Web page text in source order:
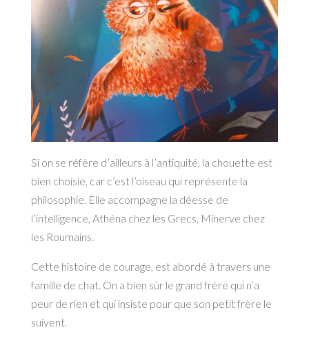
Si on se réfère d’ailleurs à l’antiquité, la chouette est
bien choisie, car c’est l’oiseau qui représente la
philosophie. Elle accompagne la déesse de
l’intelligence, Athéna chez les Grecs, Minerve chez
les Roumains.
Cette histoire de courage, est abordé à travers une
famille de chat. On a bien sûr le grand frère qui n’a
peur de rien et qui insiste pour que son petit frère le
suivent.